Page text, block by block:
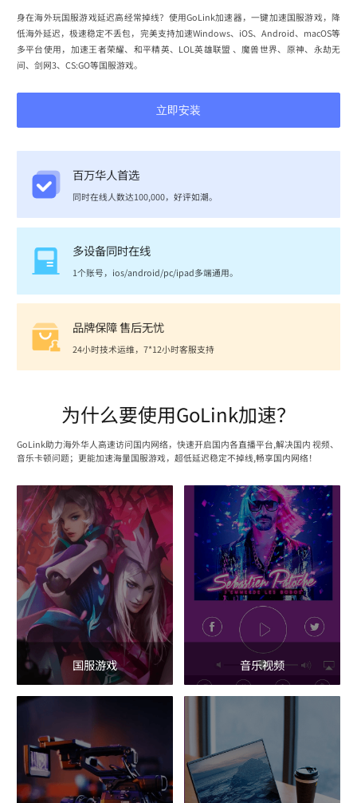
身在海外玩国服游戏延迟高经常掉线？使用GoLink加速器，一键加速国服游戏，降
低海外延迟，极速稳定不丢包，完美支持加速Windows、iOS、Android、macOS等
多平台使用，加速王者荣耀、和平精英、LOL英雄联盟 、魔兽世界、原神、永劫无
间、剑网3、CS:GO等国服游戏。
立即安装
百万华人首选
同时在线人数达100,000，好评如潮。
多设备同时在线
1个账号，ios/android/pc/ipad多端通用。
品牌保障 售后无忧
24小时技术运维，7*12小时客服支持
为什么要使用GoLink加速？
GoLink助力海外华人高速访问国内网络，快速开启国内各直播平台,解决国内 视频、
音乐卡顿问题；更能加速海量国服游戏，超低延迟稳定不掉线,畅享国内网络！
国服游戏 音乐视频